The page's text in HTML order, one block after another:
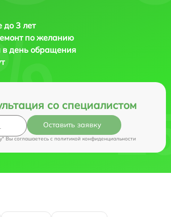
до 3 лет
по желанию
в день обращения
со специалистом
Оставить заявку
Вы соглашаетесь c политикой конфиденциальности